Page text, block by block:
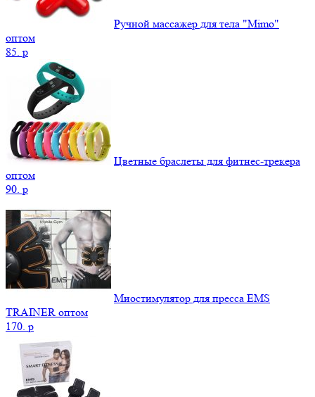
Ручной массажер для тела "Mimo"
оптом
85. p
Цветные браслеты для фитнес-трекера
оптом
90. p
Миостимулятор для пресса EMS
TRAINER оптом
170. p